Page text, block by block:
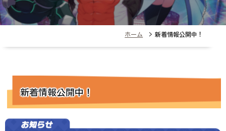
ホーム > 新着情報公開中！
新着情報公開中！